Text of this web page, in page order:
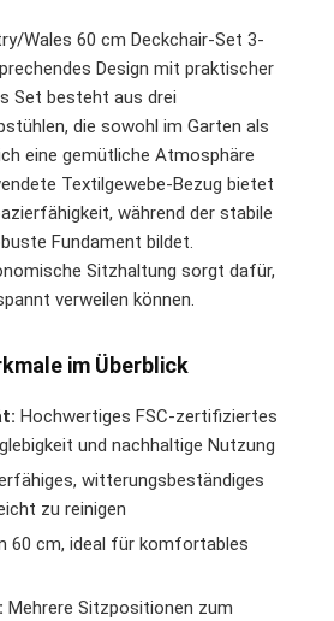
Wales 60 cm Deckchair-Set 3-
Design mit praktischer
Set besteht aus drei
die sowohl im Garten als
eine gemütliche Atmosphäre
Textilgewebe-Bezug bietet
während der stabile
Fundament bildet.
Sitzhaltung sorgt dafür,
verweilen können.
im Überblick
Hochwertiges FSC-zertifiziertes
und nachhaltige Nutzung
witterungsbeständiges
zu reinigen
60 cm, ideal für komfortables
Mehrere Sitzpositionen zum